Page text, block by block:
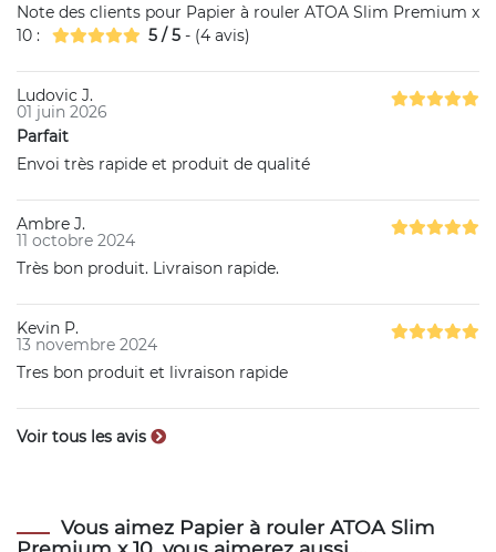
Note des clients pour Papier à rouler ATOA Slim Premium x
10 : 5 /5 - (4 avis)
Ludovic J.
01 juin 2026
Parfait
Envoi très rapide et produit de qualité
Ambre J.
11 octobre 2024
Très bon produit. Livraison rapide.
Kevin P.
13 novembre 2024
Tres bon produit et livraison rapide
Voir tous les avis
Vous aimez Papier à rouler ATOA Slim